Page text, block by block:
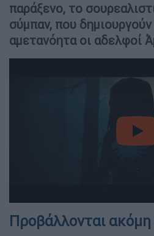
παράξενο, το
σύμπαν, που
αμετανόητα οι αδελφοί
Προβάλλονται ακόμη